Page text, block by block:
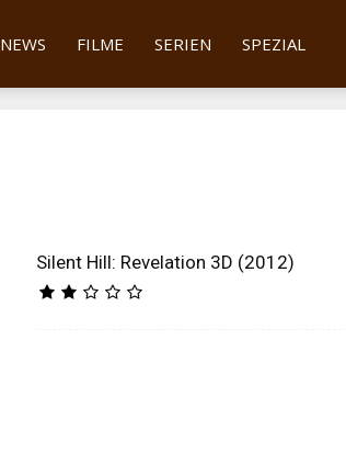
NEWS FILME SERIEN SPEZIAL
Silent Hill: Revelation 3D (2012)